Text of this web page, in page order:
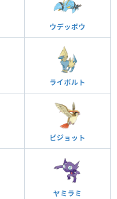
ウデッポウ
ライボルト
ピジョット
ヤミラミ